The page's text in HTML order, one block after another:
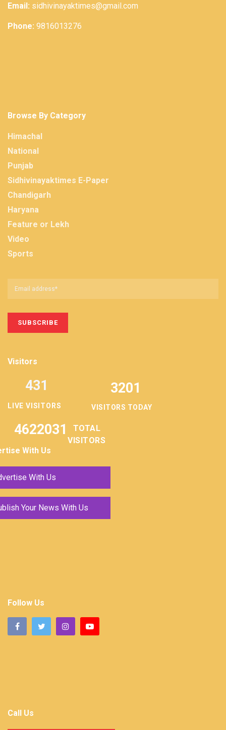
Email: sidhivinayaktimes@gmail.com
Phone: 9816013276
Browse By Category
Himachal
National
Punjab
Sidhivinayaktimes E-Paper
Chandigarh
Haryana
Feature or Lekh
Video
Sports
Visitors
LIVE VISITORS
431 3201
VISITORS TODAY
4622031
TOTAL
VISITORS
With Us
With Us
Your News With Us
Follow Us
Call Us